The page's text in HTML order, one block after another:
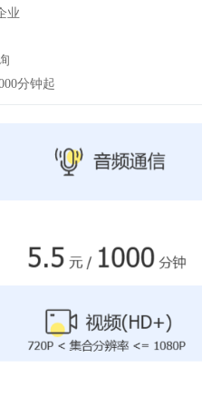
业
分钟起